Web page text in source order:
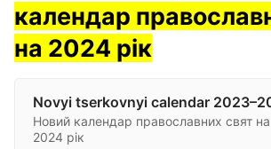
календар
на 2024 рік
Novyi tserkovnyi calendar
Новий календар православних свят на
2024 рік